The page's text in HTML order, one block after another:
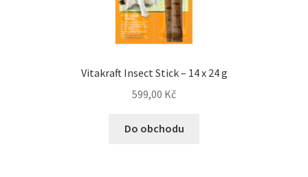
Vitakraft Insect Stick – 14 x 24 g
599,00 Kč
Do obchodu